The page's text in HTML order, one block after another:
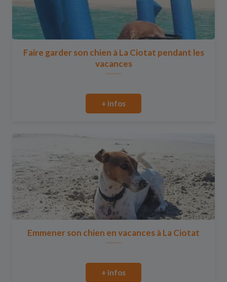
Faire garder son chien à La Ciotat pendant les
vacances
+ infos
Emmener son chien en vacances à La Ciotat
+ infos